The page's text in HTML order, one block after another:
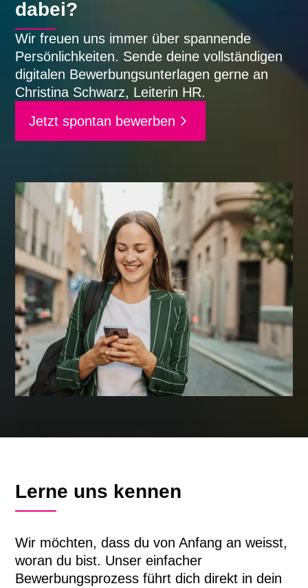
dabei?
Wir freuen uns immer über spannende
Persönlichkeiten. Sende deine vollständigen
digitalen Bewerbungsunterlagen gerne an
Christina Schwarz, Leiterin HR.
Jetzt spontan bewerben
Lerne uns kennen
Wir möchten, dass du von Anfang an weisst,
woran du bist. Unser einfacher
Bewerbungsprozess führt dich direkt in dein